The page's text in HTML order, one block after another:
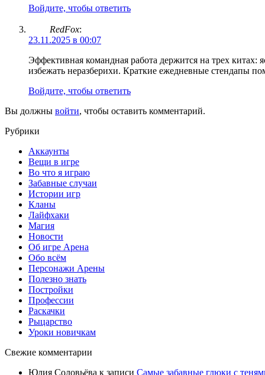
Войдите, чтобы ответить
RedFox:
23.11.2025 в 00:07
Эффективная командная работа держится на трех китах:
избежать неразберихи. Краткие ежедневные стендапы
Войдите, чтобы ответить
Вы должны войти, чтобы оставить комментарий.
Рубрики
Аккаунты
Вещи в игре
Во что я играю
Забавные случаи
Истории игр
Кланы
Лайфхаки
Магия
Новости
Об игре Арена
Обо всём
Персонажи Арены
Полезно знать
Постройки
Профессии
Раскачки
Рыцарство
Уроки новичкам
Свежие комментарии
Юлия Соловьёва к записи Самые забавные глюки с